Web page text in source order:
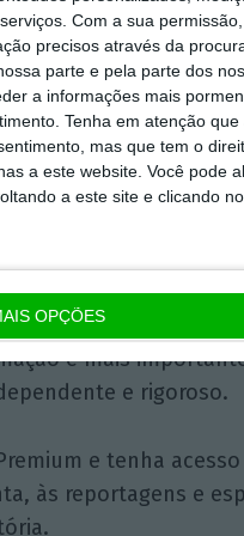
Com a sua
precisos através da
parte e pela parte dos
a informações mais
Tenha em atenção
mas que tem o
a este website. Você pode
a este site e clicando
OPÇÕES
membros deverão
em caso de
Premium
é mais
e rigoroso.
e tenha
às reportagens e